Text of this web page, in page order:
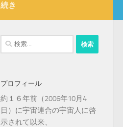
続き
検
索:
プロフィール
約１６年前（2006年10月4
日）に宇宙連合の宇宙人に啓
示されて以来、